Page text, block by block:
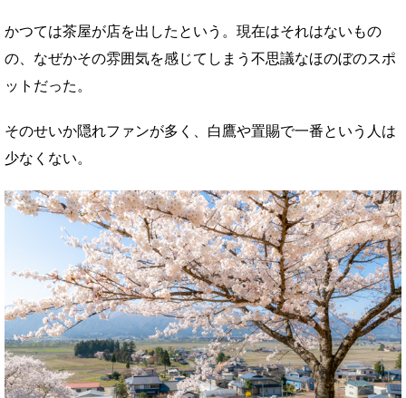
かつては茶屋が店を出したという。現在はそれはないもの
の、なぜかその雰囲気を感じてしまう不思議なほのぼのスポ
ットだった。
そのせいか隠れファンが多く、白鷹や置賜で一番という人は
少なくない。